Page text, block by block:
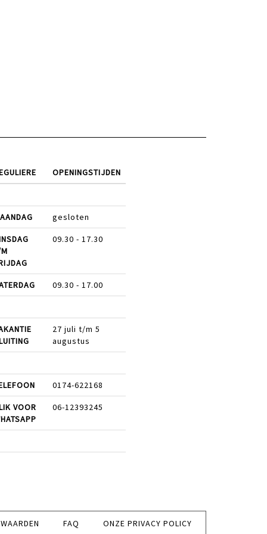
OPENINGSTIJDEN
gesloten
09.30 - 17.30
09.30 - 17.00
27 juli t/m 5
augustus
0174-622168
VOOR
06-12393245
FAQ ONZE PRIVACY POLICY